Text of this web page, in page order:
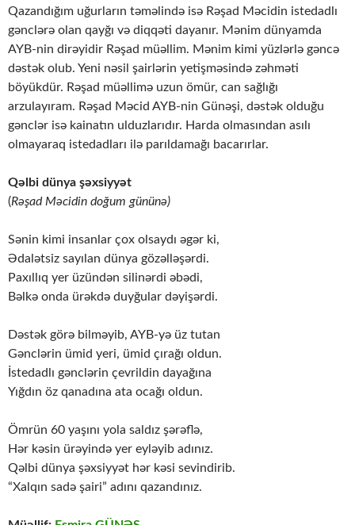
Qazandığım uğurların təməlində isə Rəşad Məcidin istedadlı
gənclərə olan qayğı və diqqəti dayanır. Mənim dünyamda
AYB-nin dirəyidir Rəşad müəllim. Mənim kimi yüzlərlə gəncə
dəstək olub. Yeni nəsil şairlərin yetişməsində zəhməti
böyükdür. Rəşad müəllimə uzun ömür, can sağlığı
arzulayıram. Rəşad Məcid AYB-nin Günəşi, dəstək olduğu
gənclər isə kainatın ulduzlarıdır. Harda olmasından asılı
olmayaraq istedadları ilə parıldamağı bacarırlar.
Qəlbi dünya şəxsiyyət
(Rəşad Məcidin doğum gününə)
Sənin kimi insanlar çox olsaydı əgər ki,
Ədalətsiz sayılan dünya gözəlləşərdi.
Paxıllıq yer üzündən silinərdi əbədi,
Bəlkə onda ürəkdə duyğular dəyişərdi.
Dəstək görə bilməyib, AYB-yə üz tutan
Gənclərin ümid yeri, ümid çırağı oldun.
İstedadlı gənclərin çevrildin dayağına
Yığdın öz qanadına ata ocağı oldun.
Ömrün 60 yaşını yola saldız şərəflə,
Hər kəsin ürəyində yer eyləyib adınız.
Qəlbi dünya şəxsiyyət hər kəsi sevindirib.
“Xalqın sadə şairi” adını qazandınız.